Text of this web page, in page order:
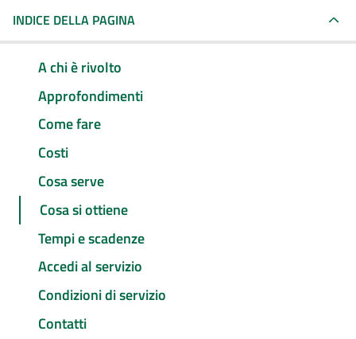
INDICE DELLA PAGINA
A chi è rivolto
Approfondimenti
Come fare
Costi
Cosa serve
Cosa si ottiene
Tempi e scadenze
Accedi al servizio
Condizioni di servizio
Contatti